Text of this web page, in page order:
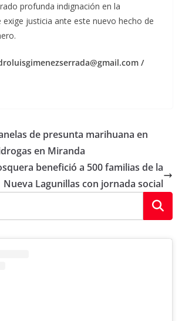
profunda indignación en la
exige justicia ante este nuevo hecho de
/
de presunta marihuana en
en Miranda
benefició a 500 familias de la
Nueva Lagunillas con jornada social